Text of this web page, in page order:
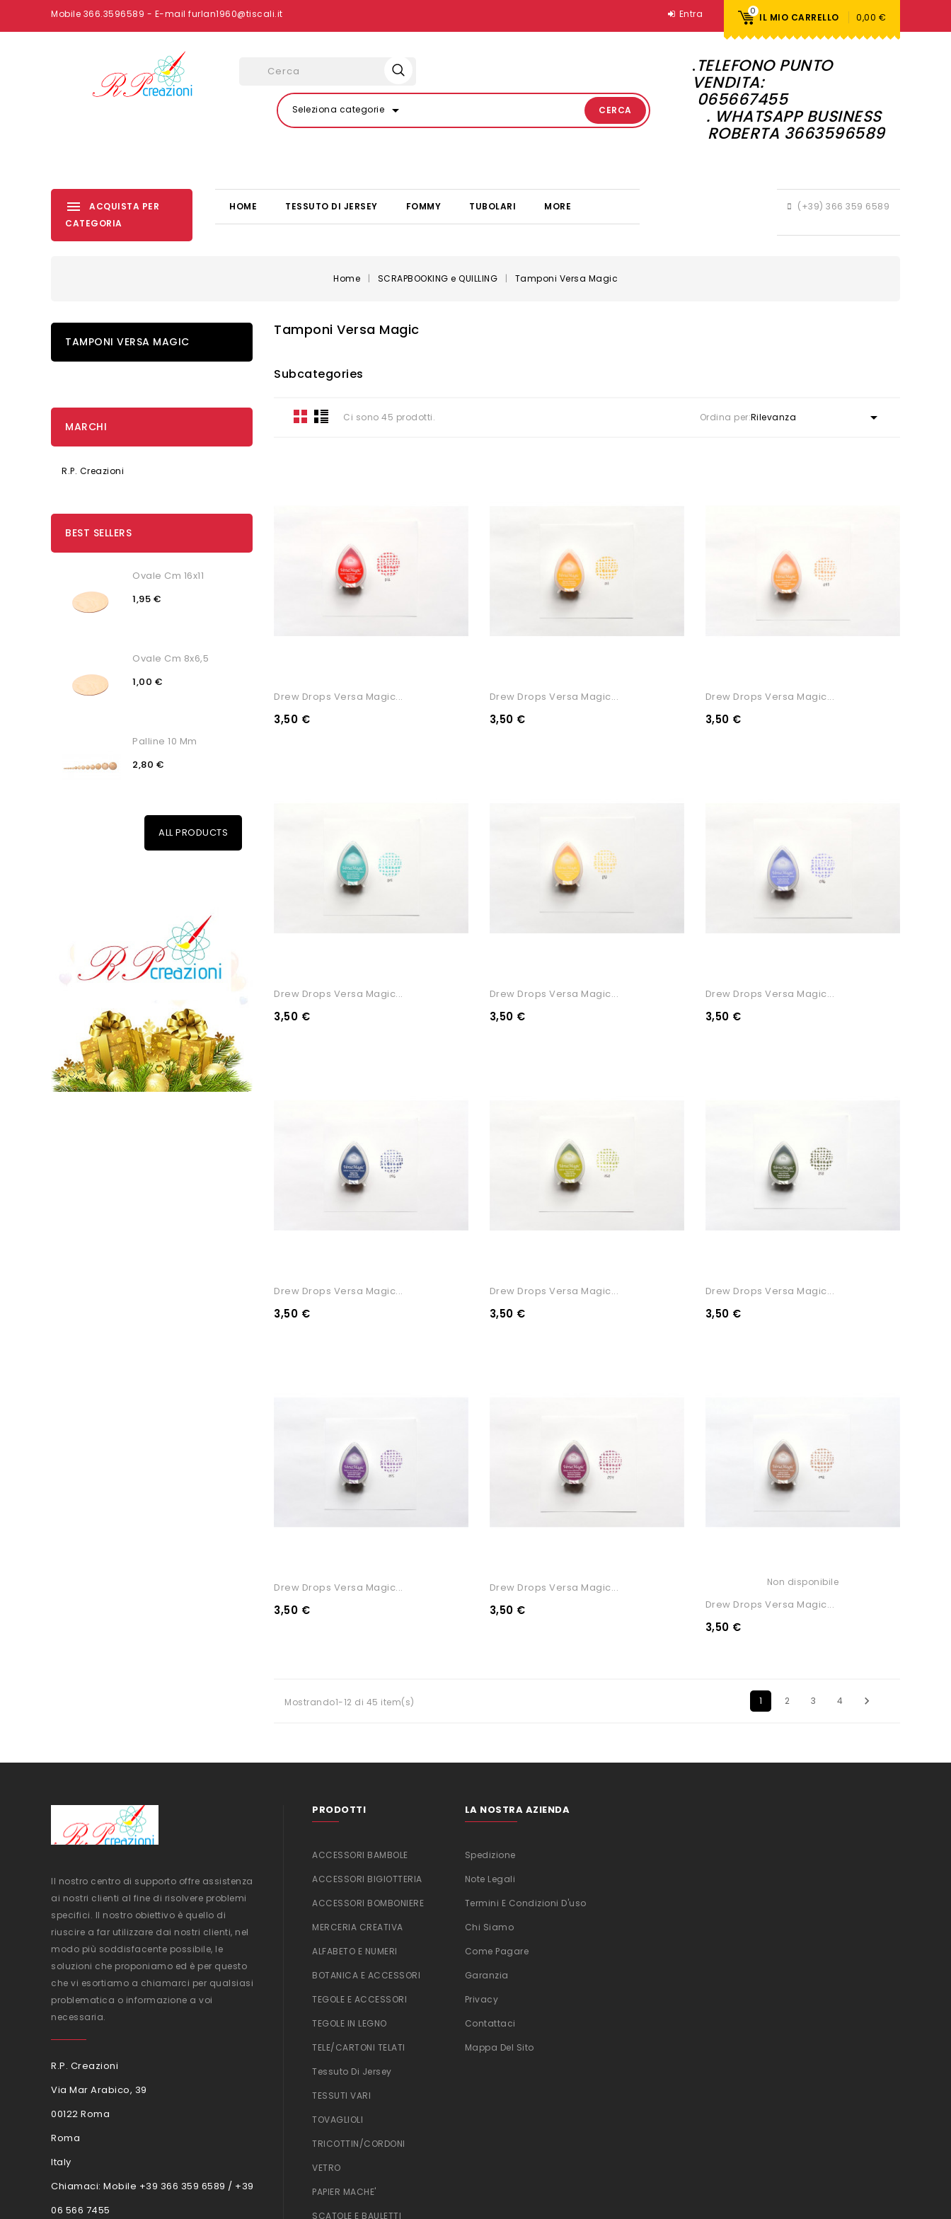
Mobile 366.3596589 - E-mail furlan1960@tiscali.it 0
IL MIO CARRELLO 0,00 €
Entra
.TELEFONO PUNTO
VENDITA:
065667455
. WHATSAPP BUSINESS
ROBERTA 3663596589
Seleziona categorie arrow_drop_down CERCA
ACQUISTA PER
CATEGORIA
HOME TESSUTO DI JERSEY FOMMY TUBOLARI MORE (+39) 366 359 6589
Home SCRAPBOOKING e QUILLING Tamponi Versa Magic
TAMPONI VERSA MAGIC
MARCHI
R.P. Creazioni
BEST SELLERS
Ovale Cm 16x11
1,95 €
Ovale Cm 8x6,5
1,00 €
Palline 10 Mm
2,80 €
ALL PRODUCTS
Tamponi Versa Magic
Subcategories
Ci sono 45 prodotti. Ordina per:Rilevanza 
Drew Drops Versa Magic...
3,50 €
Drew Drops Versa Magic...
3,50 €
Drew Drops Versa Magic...
3,50 €
Drew Drops Versa Magic...
3,50 €
Drew Drops Versa Magic...
3,50 €
Drew Drops Versa Magic...
3,50 €
Drew Drops Versa Magic...
3,50 €
Drew Drops Versa Magic...
3,50 €
Drew Drops Versa Magic...
3,50 €
Drew Drops Versa Magic...
3,50 €
Drew Drops Versa Magic...
3,50 €
Non disponibile
Drew Drops Versa Magic...
3,50 €
Mostrando1-12 di 45 item(s) 1 2 3 4 
Il nostro centro di supporto offre assistenza
ai nostri clienti al fine di risolvere problemi
specifici. Il nostro obiettivo è quello di
riuscire a far utilizzare dai nostri clienti, nel
modo più soddisfacente possibile, le
soluzioni che proponiamo ed è per questo
che vi esortiamo a chiamarci per qualsiasi
problematica o informazione a voi
necessaria.
R.P. Creazioni
Via Mar Arabico, 39
00122 Roma
Roma
Italy
Chiamaci: Mobile +39 366 359 6589 / +39
06 566 7455
PRODOTTI
ACCESSORI BAMBOLE
ACCESSORI BIGIOTTERIA
ACCESSORI BOMBONIERE
MERCERIA CREATIVA
ALFABETO E NUMERI
BOTANICA E ACCESSORI
TEGOLE E ACCESSORI
TEGOLE IN LEGNO
TELE/CARTONI TELATI
Tessuto Di Jersey
TESSUTI VARI
TOVAGLIOLI
TRICOTTIN/CORDONI
VETRO
PAPIER MACHE'
SCATOLE E BAULETTI
LA NOSTRA AZIENDA
Spedizione
Note Legali
Termini E Condizioni D'uso
Chi Siamo
Come Pagare
Garanzia
Privacy
Contattaci
Mappa Del Sito